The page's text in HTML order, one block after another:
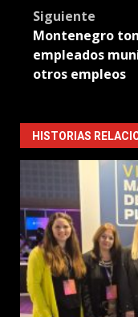
Siguiente
Montenegro
empleados
otros empleos
HISTORIAS